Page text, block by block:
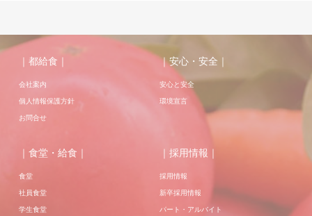
｜都給食｜
会社案内
個人情報保護方針
お問合せ
｜安心・安全｜
安心と安全
環境宣言
｜食堂・給食｜
食堂
社員食堂
学生食堂
｜採用情報｜
採用情報
新卒採用情報
パート・アルバイト